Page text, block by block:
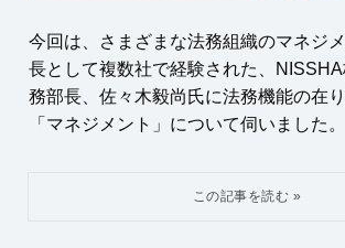
今回は、さまざまな法務組織のマネジ
長として複数社で経験された、
務部長、佐々木毅尚氏に法務機能の在
「マネジメント」について伺いました。